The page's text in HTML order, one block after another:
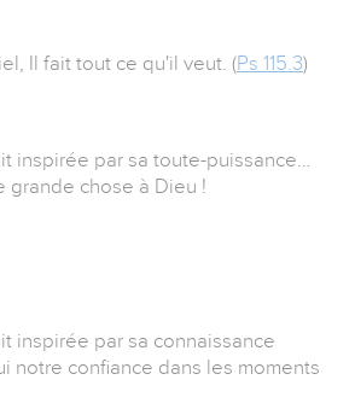
Il fait tout ce qu'il veut. (Ps 115.3)
inspirée par sa toute-puissance…
grande chose à Dieu !
inspirée par sa connaissance
notre confiance dans les moments